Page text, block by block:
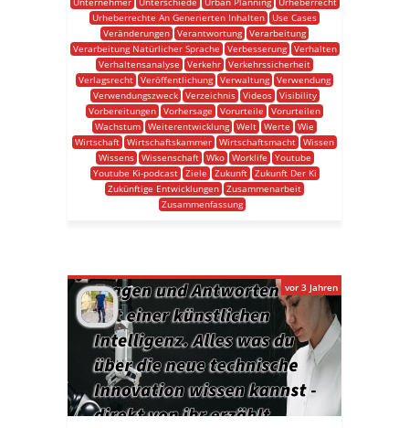
Urheberrechte An Generierten Inhalten
Use Cases
Veränderungen Verantwortung Verarbeitung
Verarbeitung Natürlicher Sprache
Verbesserung
Verhalten
Verhaltensanalyse
Verkehr Verkehrssicherheit
Verlagsrecht Veröffentlichung Verwaltung Verwendung
Verwendungszweck
Verzeichnis Videos
Visibility
Vorbereitungen Vorhersage Vorurteile
Vorurteilen
Wachstum Weiterentwicklung Welt Werte
Wie
Wirtschaft Wirtschaftskammer Wirtschaftsmacht Wissen
Wissens
Wissenschaft Wko Worklife
Youtube
Youtube Ki-podcast
Ziele Zukunft
Zukunft Der Ki
Zukünftige Entwicklungen Zusammenarbeit
Zusammenfassung
vor 3 Jahren